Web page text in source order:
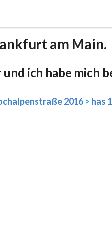
am Main.
ich habe mich
2016 > has